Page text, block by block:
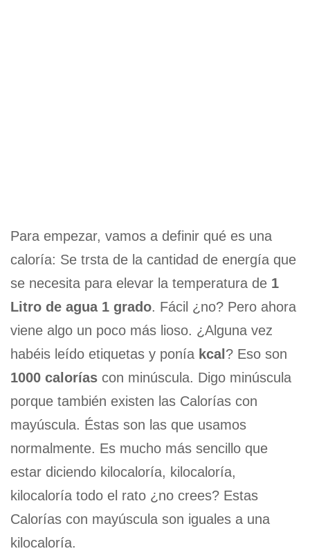
Para empezar, vamos a definir qué es una
caloría: Se trsta de la cantidad de energía que
se necesita para elevar la temperatura de 1
Litro de agua 1 grado. Fácil ¿no? Pero ahora
viene algo un poco más lioso. ¿Alguna vez
habéis leído etiquetas y ponía kcal ? Eso son
1000 calorías con minúscula. Digo minúscula
porque también existen las Calorías con
mayúscula. Éstas son las que usamos
normalmente. Es mucho más sencillo que
estar diciendo kilocaloría, kilocaloría,
kilocaloría todo el rato ¿no crees? Estas
Calorías con mayúscula son iguales a una
kilocaloría.